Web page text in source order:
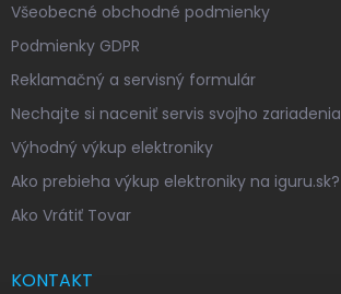
Všeobecné obchodné podmienky
Podmienky GDPR
Reklamačný a servisný formulár
Nechajte si naceniť servis svojho zariadenia
Výhodný výkup elektroniky
Ako prebieha výkup elektroniky na iguru.sk?
Ako Vrátiť Tovar
KONTAKT